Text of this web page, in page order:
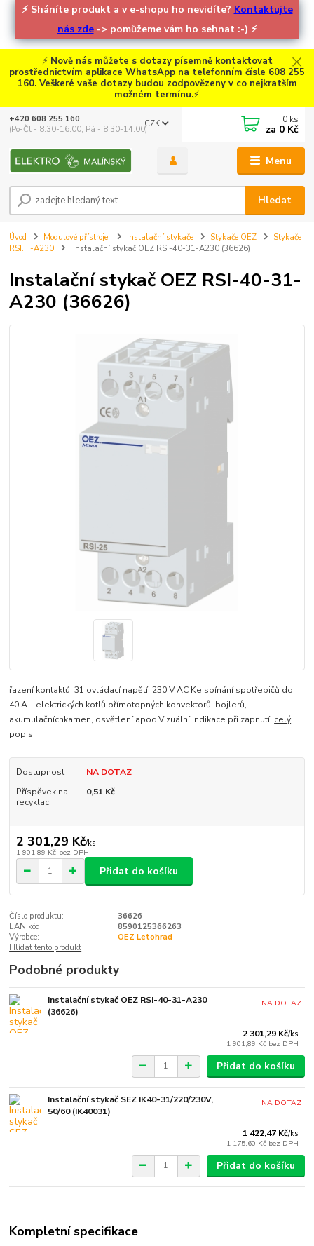
⚡ Sháníte produkt a v e-shopu ho nevidíte? Kontaktujte
nás zde-> pomůžeme vám ho sehnat :-) ⚡
⚡ Nově nás můžete s dotazy písemně kontaktovat
prostřednictvím aplikace WhatsApp na telefonním čísle 608 255
160. Veškeré vaše dotazy budou zodpovězeny v co nejkratším
možném termínu.⚡
Menu
CZK
Hledat
+420 608 255 160
(Po-Čt - 8:30-16:00, Pá - 8:30-14:00)
0 ks
za 0 Kč
Úvod Modulové přístroje Instalační stykače Stykače OEZ
Stykače
RSI....-A230
Instalační stykač OEZ RSI-40-31-A230 (36626)
Instalační stykač OEZ RSI-40-31-
A230 (36626)
řazení kontaktů: 31 ovládací napětí: 230 V AC Ke spínání spotřebičů do
40 A – elektrických kotlů,přímotopných konvektorů, bojlerů,
akumulačníchkamen, osvětlení apod.Vizuální indikace při zapnutí. celý
popis
Dostupnost
NA DOTAZ
Příspěvek na
recyklaci
0,51 Kč
2 301,29 Kč/ks
1 901,89 Kč bez DPH
Přidat do košíku
Číslo produktu:
36626
EAN kód:
8590125366263
Výrobce:
OEZ Letohrad
Hlídat tento produkt
Podobné produkty
Instalační stykač OEZ RSI-40-31-A230
(36626)
2 301,29 Kč/ks
1 901,89 Kč bez DPH
NA DOTAZ
Přidat do košíku
Instalační stykač SEZ IK40-31/220/230V,
50/60 (IK40031)
1 422,47 Kč/ks
1 175,60 Kč bez DPH
NA DOTAZ
Přidat do košíku
Kompletní specifikace